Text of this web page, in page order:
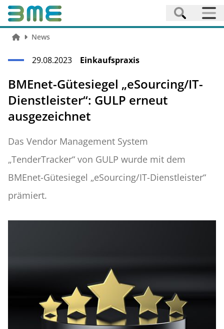
News
29.08.2023 Einkaufspraxis
BMEnet-Gütesiegel „eSourcing/IT-
Dienstleister“: GULP erneut
ausgezeichnet
Das Vendor Management System
„TenderTracker“ von GULP wurde mit dem
BMEnet-Gütesiegel „eSourcing/IT-Dienstleister“
prämiert.